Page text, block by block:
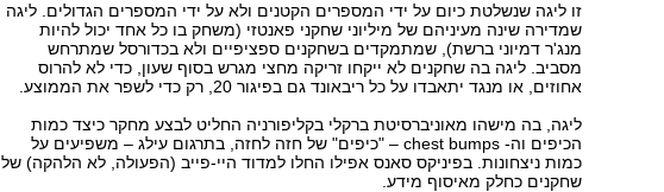
זו ליגה שנשלטת כיום על ידי המספרים הקטנים ולא על ידי המספרים הגדולים. ליגה
שמדירה שינה מעיניהם של מיליוני שחקני פאנטזי (משחק בו כל אחד יכול להיות
מנג'ר דמיוני ברשת), שמתמקדים בשחקנים ספציפיים ולא בכדורסל שמתרחש
מסביב. ליגה בה שחקנים לא ייקחו זריקה מחצי מגרש בסוף שעון, כדי לא להרוס
אחוזים, או מנגד יתאבדו על כל ריבאונד גם בפיגור 20, רק כדי לשפר את הממוצע.
ליגה, בה מישהו מאוניברסיטת ברקלי בקליפורניה החליט לבצע מחקר כיצד כמות
הכיפים וה- chest bumps – "כיפים" של חזה לחזה, בתרגום עילג – משפיעים על
כמות ניצחונות. בפיניקס סאנס אפילו החלו למדוד היי-פייב (הפעולה, לא הלהקה) של
שחקנים כחלק מאיסוף מידע.